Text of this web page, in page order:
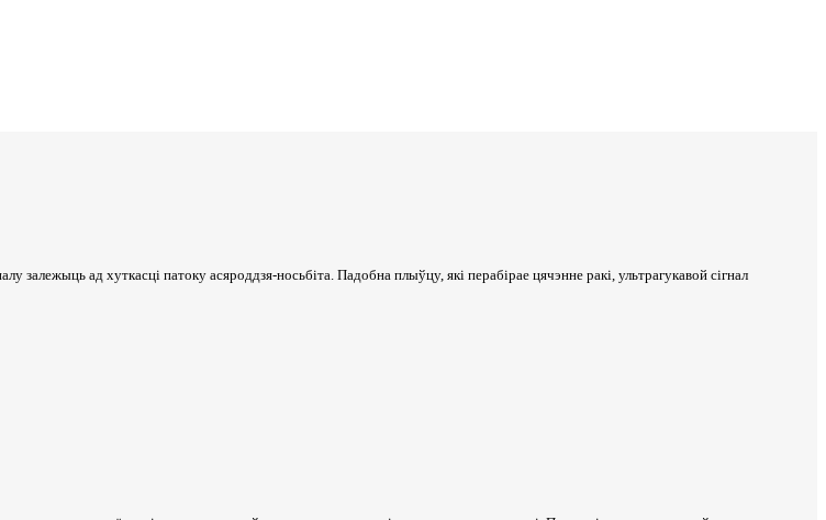
ад хуткасці патоку асяроддзя-носьбіта. Падобна плыўцу, які перабірае цячэнне ракі, ультрагукавой сігнал